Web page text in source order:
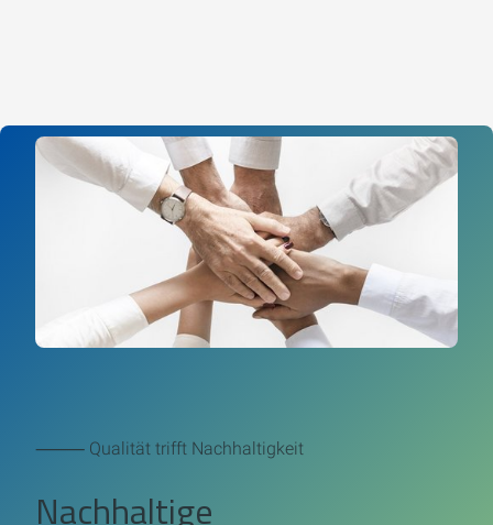
⸻ Qualität trifft Nachhaltigkeit
Nachhaltige